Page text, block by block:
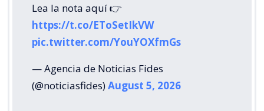
Lea la nota aquí 👉
https://t.co/EToSetIkVW
pic.twitter.com/YouYOXfmGs
— Agencia de Noticias Fides
(@noticiasfides)August 5, 2026